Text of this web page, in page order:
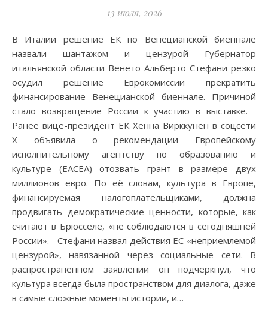
13 июля, 2026
В Италии решение ЕК по Венецианской биеннале
назвали шантажом и цензурой Губернатор
итальянской области Венето Альберто Стефани резко
осудил решение Еврокомиссии прекратить
финансирование Венецианской биеннале. Причиной
стало возвращение России к участию в выставке.
Ранее вице-президент ЕК Хенна Вирккунен в соцсети
X объявила о рекомендации Европейскому
исполнительному агентству по образованию и
культуре (EACEA) отозвать грант в размере двух
миллионов евро. По её словам, культура в Европе,
финансируемая налогоплательщиками, должна
продвигать демократические ценности, которые, как
считают в Брюсселе, «не соблюдаются в сегодняшней
России». Стефани назвал действия ЕС «неприемлемой
цензурой», навязанной через социальные сети. В
распространённом заявлении он подчеркнул, что
культура всегда была пространством для диалога, даже
в самые сложные моменты истории, и…